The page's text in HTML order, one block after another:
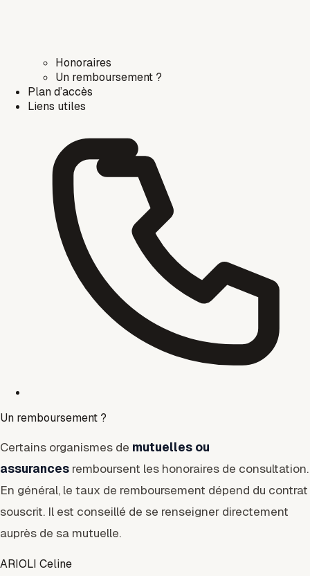
Honoraires
Un remboursement ?
Plan d’accès
Liens utiles
Un remboursement ?
Certains organismes de mutuelles ou
assurances remboursent les honoraires de consultation.
En général, le taux de remboursement dépend du contrat
souscrit. Il est conseillé de se renseigner directement
auprès de sa mutuelle.
ARIOLI Celine